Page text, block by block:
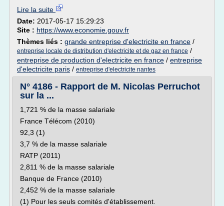
Lire la suite
Date: 2017-05-17 15:29:23
Site : https://www.economie.gouv.fr
Thèmes liés : grande entreprise d'electricite en france /
entreprise locale de distribution d'electricite et de gaz en france /
entreprise de production d'electricite en france / entreprise
d'electricite paris / entreprise d'electricite nantes
N° 4186 - Rapport de M. Nicolas Perruchot
sur la ...
1,721 % de la masse salariale
France Télécom (2010)
92,3 (1)
3,7 % de la masse salariale
RATP (2011)
2,811 % de la masse salariale
Banque de France (2010)
2,452 % de la masse salariale
(1) Pour les seuls comités d'établissement.